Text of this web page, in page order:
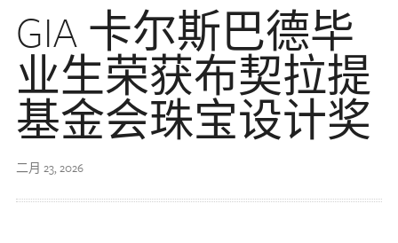
GIA 卡尔斯巴德毕
业生荣获布契拉提
基金会珠宝设计奖
二月 23, 2026